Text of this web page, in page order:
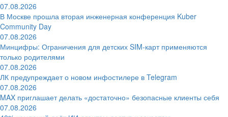
07.08.2026
В Москве прошла вторая инженерная конференция Kuber
Community Day
07.08.2026
Минцифры: Ограничения для детских SIM-карт применяются
только родителями
07.08.2026
ЛК предупреждает о новом инфостилере в Telegram
07.08.2026
MAX приглашает делать «достаточно» безопасные клиенты себя
07.08.2026